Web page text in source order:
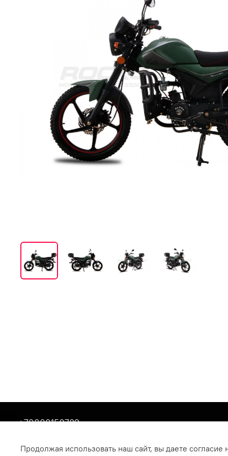
+79809150732
Продолжая использовать наш сайт, вы даете